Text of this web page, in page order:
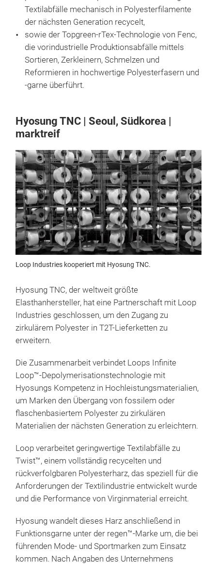
Textilabfälle mechanisch in Polyesterfilamente
der nächsten Generation recycelt,
sowie der Topgreen-rTex-Technologie von Fenc,
die vorindustrielle Produktionsabfälle mittels
Sortieren, Zerkleinern, Schmelzen und
Reformieren in hochwertige Polyesterfasern und
-garne überführt.
Hyosung TNC | Seoul, Südkorea |
marktreif
Loop Industries kooperiert mit Hyosung TNC.
Hyosung TNC, der weltweit größte
Elasthanhersteller, hat eine Partnerschaft mit Loop
Industries geschlossen, um den Zugang zu
zirkulärem Polyester in T2T-Lieferketten zu
erweitern.
Die Zusammenarbeit verbindet Loops Infinite
Loop™-Depolymerisationstechnologie mit
Hyosungs Kompetenz in Hochleistungsmaterialien,
um Marken den Übergang von fossilem oder
flaschenbasiertem Polyester zu zirkulären
Materialien der nächsten Generation zu erleichtern.
Loop verarbeitet geringwertige Textilabfälle zu
Twist™, einem vollständig recycelten und
rückverfolgbaren Polyesterharz, das speziell für die
Anforderungen der Textilindustrie entwickelt wurde
und die Performance von Virginmaterial erreicht.
Hyosung wandelt dieses Harz anschließend in
Funktionsgarne unter der regen™-Marke um, die bei
führenden Mode- und Sportmarken zum Einsatz
kommen. Nach Angaben des Unternehmens